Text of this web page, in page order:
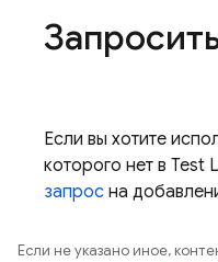
Если вы хотите
которого нет в Test
запрос на
Если не указано иное,